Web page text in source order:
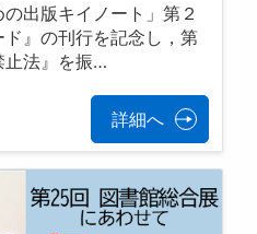
出版キイノート」第２
』の刊行を記念し，第
止法』を振…
詳細へ